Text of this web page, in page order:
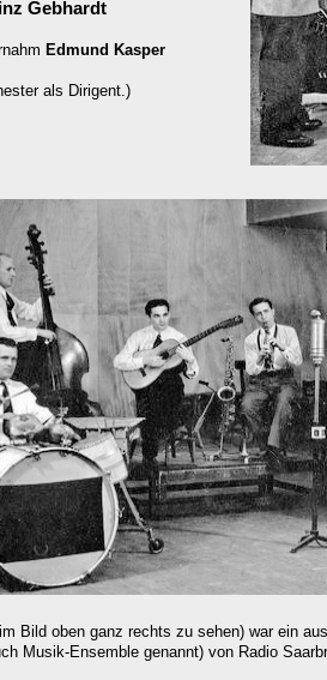
Gebhardt
Edmund Kasper
als Dirigent.)
Bild oben ganz rechts zu sehen) war ein
Musik-Ensemble genannt) von Radio